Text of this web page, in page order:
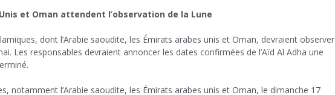
et Oman attendent l’observation de la Lune
dont l’Arabie saoudite, les Émirats arabes unis et Oman, devraient observer
Les responsables devraient annoncer les dates confirmées de l’Aïd Al Adha une
notamment l’Arabie saoudite, les Émirats arabes unis et Oman, le dimanche 17